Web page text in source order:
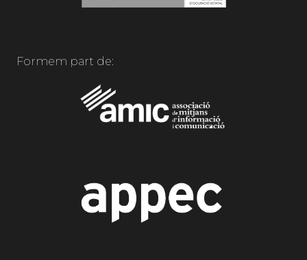
Formem part de: